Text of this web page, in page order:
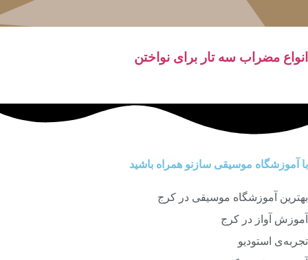
انواع مضراب سه تار برای نواختن
با آموزشگاه موسیقی سازنو همراه باشید
بهترین آموزشگاه موسیقی در کرج
آموزش آواز در کرج
تجربه‌ی استودیو